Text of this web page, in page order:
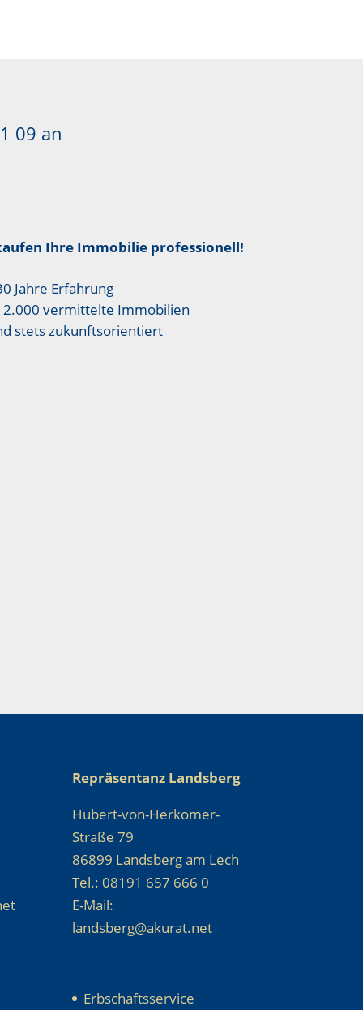
09 an
Ihre Immobilie professionell!
Jahre Erfahrung
vermittelte Immobilien
stets zukunftsorientiert
Repräsentanz Landsberg
Hubert-von-Herkomer-
Straße 79
86899 Landsberg am Lech
Tel.: 08191 657 666 0
E-Mail:
landsberg@akurat.net
Erbschaftsservice